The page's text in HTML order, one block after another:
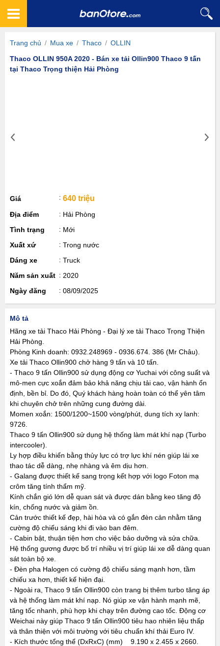
Trang chủ / Mua xe / Thaco / OLLIN
Thaco OLLIN 950A 2020 - Bán xe tải Ollin900 Thaco 9 tấn
tại Thaco Trọng thiện Hải Phòng
Giá 640 triệu
Địa điểm
Hải Phòng
Tình trạng
Mới
Xuất xứ
Trong nước
Dáng xe
Truck
Năm sản xuất
2020
Ngày đăng
08/09/2025
Mô tả
Hãng xe tải Thaco Hải Phòng - Đại lý xe tải Thaco Trọng Thiện
Hải Phòng.
Phòng Kinh doanh: 0932.248969 - 0936.674. 386 (Mr Châu).
Xe tải Thaco Ollin900 chở hàng 9 tấn và 10 tấn.
- Thaco 9 tấn Ollin900 sử dụng động cơ Yuchai với công suất và
mô-men cực xoắn đảm bảo khả năng chịu tải cao, vận hành ổn
định, bền bỉ. Do đó, Quý khách hàng hoàn toàn có thể yên tâm
khi chuyên chở trên những cung đường dài.
Momen xoắn: 1500/1200~1500 vòng/phút, dung tích xy lanh:
9726.
Thaco 9 tấn Ollin900 sử dụng hệ thống làm mát khí nạp (Turbo
intercooler).
Ly hợp điều khiển bằng thủy lực có trợ lực khí nén giúp lái xe
thao tác dễ dàng, nhẹ nhàng và êm dịu hơn.
- Galang được thiết kế sang trọng kết hợp với logo Foton mạ
crôm tăng tính thẩm mỹ.
Kính chắn gió lớn dễ quan sát và được dán bằng keo tăng độ
kín, chống nước và giảm ồn.
Cản trước thiết kế đẹp, hài hòa và có gắn đèn cản nhằm tăng
cường độ chiếu sáng khi đi vào ban đêm.
- Cabin bật, thuận tiện hơn cho việc bảo dưỡng và sửa chữa.
Hệ thống gương được bố trí nhiều vị trí giúp lái xe dễ dàng quan
sát toàn bộ xe.
- Đèn pha Halogen có cường độ chiếu sáng mạnh hơn, tầm
chiếu xa hơn, thiết kế hiện đại.
- Ngoài ra, Thaco 9 tấn Ollin900 còn trang bị thêm turbo tăng áp
và hệ thống làm mát khí nạp. Nó giúp xe vận hành mạnh mẽ,
tăng tốc nhanh, phù hợp khi chạy trên đường cao tốc. Động cơ
Weichai này giúp Thaco 9 tấn Ollin900 tiêu hao nhiên liệu thấp
và thân thiện với môi trường với tiêu chuẩn khí thải Euro IV.
- Kích thước tổng thể (DxRxC) (mm) 9.190 x 2.455 x 2660.